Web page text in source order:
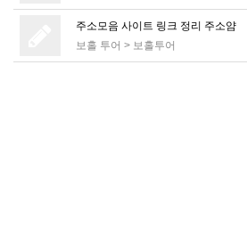
주소모음 사이트 링크 정리 주소얌
보홀 투어 > 보홀투어